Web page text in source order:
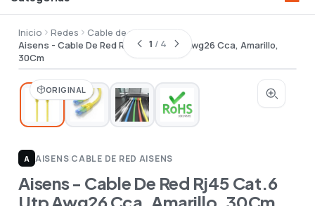
Inicio Redes
Cable de red
Aisens - Cable De Red Rj45 Cat.6 Utp Awg26 Cca, Amarillo,
30Cm
ORIGINAL
1 / 4
A AISENS|CABLE DE RED AISENS
Aisens - Cable De Red Rj45 Cat.6
Utp Awg26 Cca, Amarillo, 30Cm